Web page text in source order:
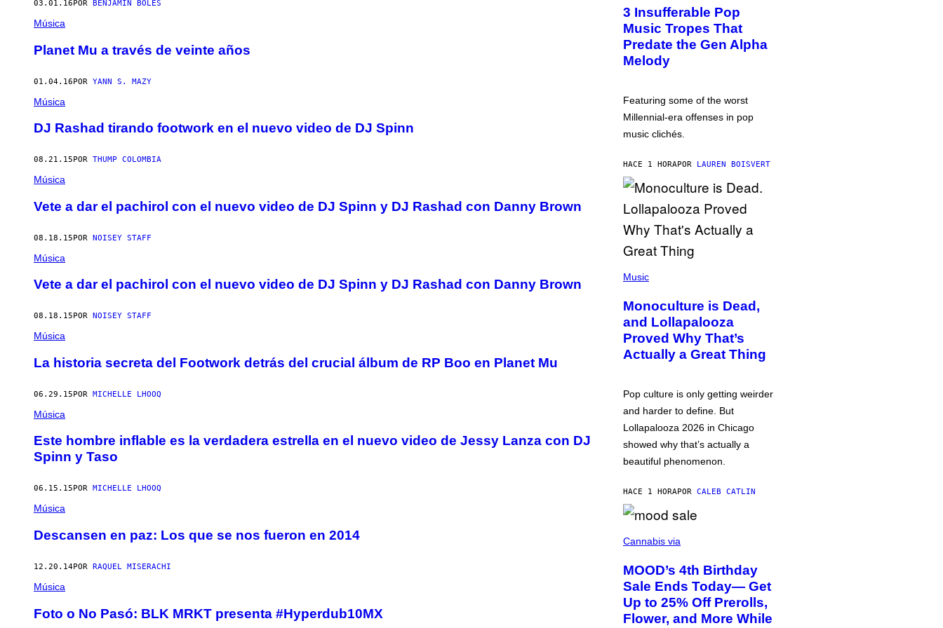
03.01.16 POR BENJAMIN BOLES
Música
Planet Mu a través de veinte años
01.04.16POR YANN S. MAZY
Música
DJ Rashad tirando footwork en el nuevo video de DJ Spinn
08.21.15 POR THUMP COLOMBIA
Música
Vete a dar el pachirol con el nuevo video de DJ Spinn y DJ Rashad con Danny Brown
08.18.15POR NOISEY STAFF
Música
Vete a dar el pachirol con el nuevo video de DJ Spinn y DJ Rashad con Danny Brown
08.18.15 POR NOISEY STAFF
Música
La historia secreta del Footwork detrás del crucial álbum de RP Boo en Planet Mu
06.29.15POR MICHELLE LHOOQ
Música
Este hombre inflable es la verdadera estrella en el nuevo video de Jessy Lanza con DJ
Spinn y Taso
06.15.15 POR MICHELLE LHOOQ
Música
Descansen en paz: Los que se nos fueron en 2014
12.20.14POR RAQUEL MISERACHI
Música
Foto o No Pasó: BLK MRKT presenta #Hyperdub10MX
T
O
B
Y
M
A
B
O
S
E
Y
R
E
D
F
E
R
S
3 Insufferable Pop
Music Tropes That
Predate the Gen Alpha
Melody
Featuring some of the worst
Millennial-era offenses in pop
music clichés.
HACE 1 HORAPOR LAUREN BOISVERT
P
T
O
V
I
A
T
O
I
L
E
)
Music
Monoculture is Dead,
and Lollapalooza
Proved Why That’s
Actually a Great Thing
Pop culture is only getting weirder
and harder to define. But
Lollapalooza 2026 in Chicago
showed why that’s actually a
beautiful phenomenon.
HACE 1 HORAPOR CALEB CATLIN
O
T
E
S
Y
O
F
Cannabis via
MOOD’s 4th Birthday
Sale Ends Today— Get
Up to 25% Off Prerolls,
Flower, and More While